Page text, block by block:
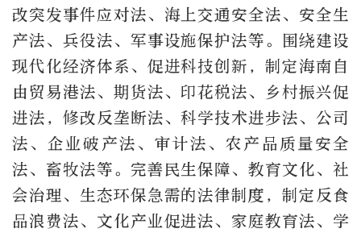
改突发事件应对法、海上交通安全法、安全生
产法、兵役法、军事设施保护法等。围绕建设
现代化经济体系、促进科技创新，制定海南自
由贸易港法、期货法、印花税法、乡村振兴促
进法，修改反垄断法、科学技术进步法、公司
法、企业破产法、审计法、农产品质量安全
法、畜牧法等。完善民生保障、教育文化、社
会治理、生态环保急需的法律制度，制定反食
品浪费法、文化产业促进法、家庭教育法、学